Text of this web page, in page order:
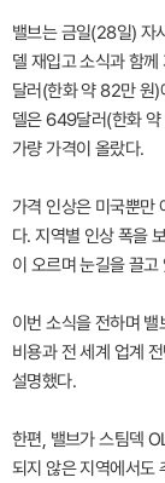
밸브는 금일(28일) 자
델 재입고 소식과 함
달러(한화 약 82만 원
델은 649달러(한화
가량 가격이 올랐다.
가격 인상은 미국뿐만
다. 지역별 인상 폭을
이 오르며 눈길을 끌고
이번 소식을 전하며
비용과 전 세계 업계
설명했다.
한편, 밸브가 스팀덱
되지 않은 지역에서도